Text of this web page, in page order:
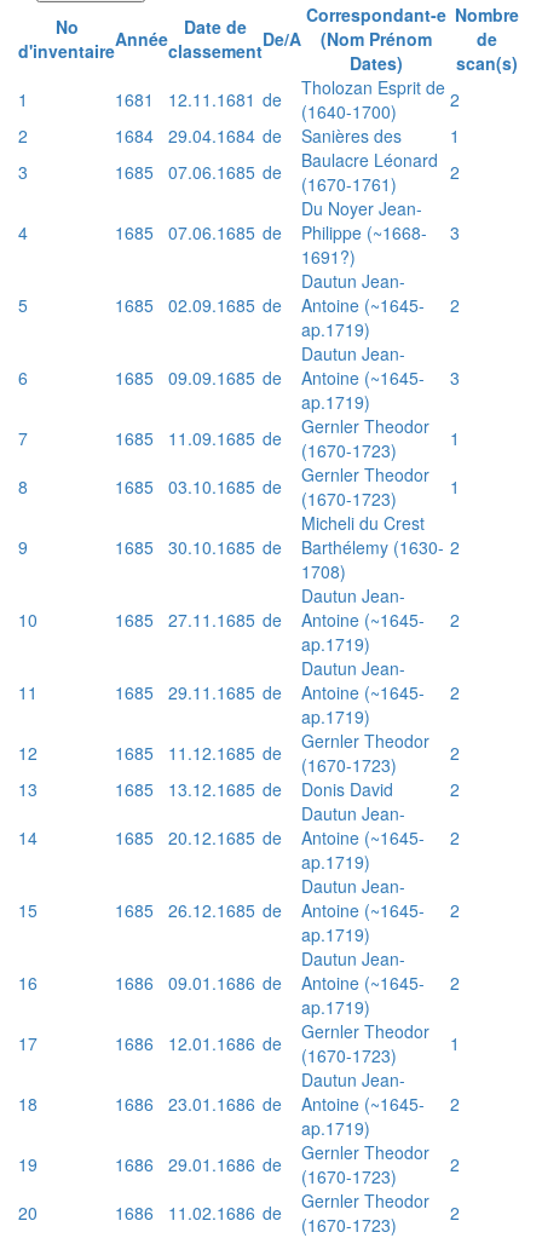
No
d'inventaireAnnée
Date de
classementDe/A
Correspondant-e
(Nom Prénom
Dates)
Nombre
de
scan(s)
1
1681 12.11.1681 de
Tholozan Esprit de
(1640-1700)
2
2
1684 29.04.1684 de Sanières des
1
3
1685 07.06.1685 de
Baulacre Léonard
(1670-1761)
2
4 1685 07.06.1685 de
Du Noyer Jean-
Philippe (~1668-
1691?)
3
5 1685 02.09.1685 de
Dautun Jean-
Antoine (~1645-
ap.1719)
2
6 1685 09.09.1685 de
Dautun Jean-
Antoine (~1645-
ap.1719)
3
7 1685 11.09.1685 de
Gernler Theodor
(1670-1723)
1
8
1685 03.10.1685 de
Gernler Theodor
(1670-1723)
1
9 1685 30.10.1685 de
Micheli du Crest
Barthélemy (1630-
1708)
2
10 1685 27.11.1685 de
Dautun Jean-
Antoine (~1645-
ap.1719)
2
11 1685 29.11.1685 de
Dautun Jean-
Antoine (~1645-
ap.1719)
2
12 1685 11.12.1685 de
Gernler Theodor
(1670-1723)
2
13
1685 13.12.1685 de Donis David
2
14
1685 20.12.1685 de
Dautun Jean-
Antoine (~1645-
ap.1719)
2
15 1685 26.12.1685 de
Dautun Jean-
Antoine (~1645-
ap.1719)
2
16 1686 09.01.1686 de
Dautun Jean-
Antoine (~1645-
ap.1719)
2
17 1686 12.01.1686 de
Gernler Theodor
(1670-1723)
1
18 1686 23.01.1686 de
Dautun Jean-
Antoine (~1645-
ap.1719)
2
19 1686 29.01.1686 de
Gernler Theodor
(1670-1723)
2
20
1686 11.02.1686 de
Gernler Theodor
(1670-1723)
2